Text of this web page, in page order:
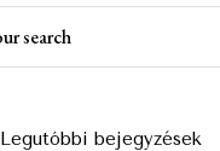
Legutóbbi bejegyzések